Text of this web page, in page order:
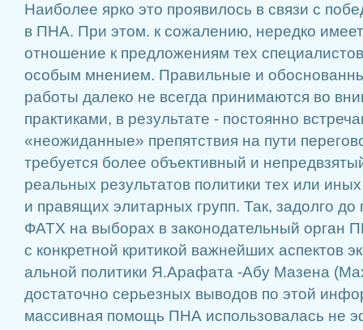
Наиболее ярко это проявилось в связи с
в ПНА. При этом. к сожалению, нередко
отношение к предложе­ниям тех
особым мнением. Правильные и
работы далеко не всегда принимаются во
практиками, в результате - постоянно
«неожиданные» пре­пятствия на пути
требуется бо­лее объективный и
реальных результатов политики тех или
и правящих элитарных групп. Так, задолго
ФАТХ на выборах в законодательный орган
с конкрет­ной критикой важнейших ас­пектов
альной политики Я.Арафата -Абу Мазена
достаточно серьезных выводов по этой
массивная помощь ПНА использовалась не